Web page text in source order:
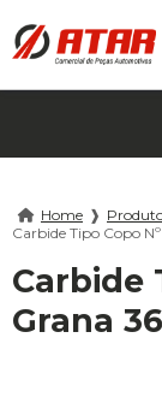
Home ❱
Carbide Tipo Copo
Carbide
Grana